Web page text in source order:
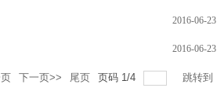
2016-06-23
2016-06-23
下一页>> 尾页 页码 1/4 跳转到